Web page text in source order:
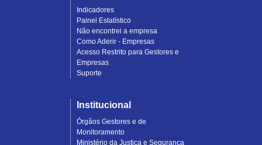
Indicadores
Painel Estatístico
Não encontrei a empresa
Como Aderir - Empresas
Acesso Restrito para Gestores e
Empresas
Suporte
Institucional
Órgãos Gestores e de
Monitoramento
Ministério da Justiça e Segurança